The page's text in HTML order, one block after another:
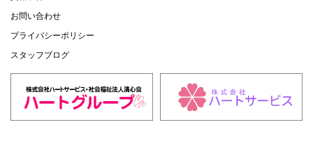
お問い合わせ
プライバシーポリシー
スタッフブログ